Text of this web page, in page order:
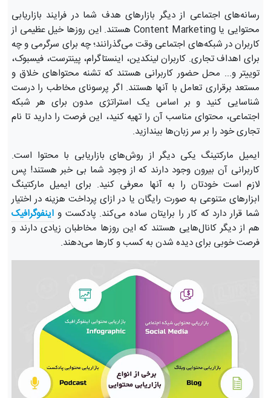
رسانه‌های اجتماعی از دیگر بازارهای هدف شما در فرایند بازاریابی
محتوایی یا Content Marketing هستند. این روزها خیل عظیمی از
کاربران در شبکه‌های اجتماعی وقت می‌گذرانند؛ چه برای سرگرمی و چه
برای اهداف تجاری. کاربران لینکدین، اینستاگرام، پینترست، فیسبوک،
توییتر و... محل حضور کاربرانی هستند که تشنه محتواهای خلاق و
مستعد برقراری تعامل با آنها هستند. اگر پرسونای مخاطب را درست
شناسایی کنید و بر اساس یک استراتژی مدون برای هر شبکه
اجتماعی، محتوای مناسب آن را تهیه کنید، این فرصت را دارید تا نام
تجاری خود را بر سر زبان‌ها بیندازید.
ایمیل مارکتینگ یکی دیگر از روش‌های بازاریابی با محتوا است.
کاربرانی آن بیرون وجود دارند که از وجود شما بی خبر هستند! پس
لازم است خودتان را به آنها معرفی کنید. برای ایمیل مارکتینگ
ابزارهای متنوعی به صورت رایگان یا در ازای پرداخت هزینه در اختیار
شما قرار دارد که کار را برایتان ساده می‌کند. پادکست و اینفوگرافیک
هم از دیگر کانال‌هایی هستند که این روزها مخاطبان زیادی دارند و
فرصت خوبی برای دیده شدن به کسب و کارها می‌دهند.